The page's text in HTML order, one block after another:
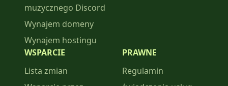
muzycznego Discord
Wynajem domeny
Wynajem hostingu
WSPARCIE
Lista zmian
PRAWNE
Regulamin